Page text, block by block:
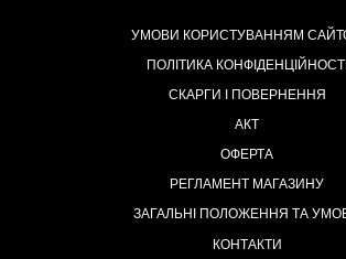
УМОВИ КОРИСТУВАННЯМ
ПОЛІТИКА КОНФІДЕНЦІЙНОСТІ
СКАРГИ І ПОВЕРНЕННЯ
АКТ
ОФЕРТА
РЕГЛАМЕНТ МАГАЗИНУ
ЗАГАЛЬНІ ПОЛОЖЕННЯ ТА
КОНТАКТИ